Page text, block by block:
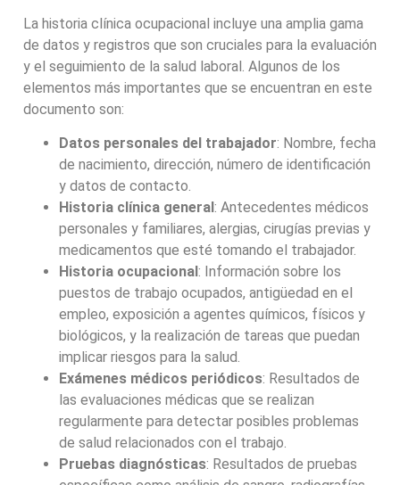
La historia clínica ocupacional incluye una amplia gama
de datos y registros que son cruciales para la evaluación
y el seguimiento de la salud laboral. Algunos de los
elementos más importantes que se encuentran en este
documento son:
Datos personales del trabajador: Nombre, fecha
de nacimiento, dirección, número de identificación
y datos de contacto.
Historia clínica general: Antecedentes médicos
personales y familiares, alergias, cirugías previas y
medicamentos que esté tomando el trabajador.
Historia ocupacional: Información sobre los
puestos de trabajo ocupados, antigüedad en el
empleo, exposición a agentes químicos, físicos y
biológicos, y la realización de tareas que puedan
implicar riesgos para la salud.
Exámenes médicos periódicos: Resultados de
las evaluaciones médicas que se realizan
regularmente para detectar posibles problemas
de salud relacionados con el trabajo.
Pruebas diagnósticas: Resultados de pruebas